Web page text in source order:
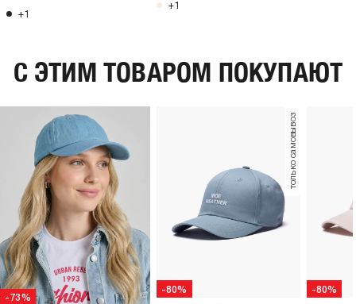
+1
+1
C ЭТИМ ТОВАРОМ ПОКУПАЮТ
-73%
-80%
только самовывоз
-80%